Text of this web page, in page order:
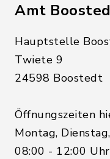
Amt
Hauptstelle
Twiete 9
24598 Boostedt
Öffnungszeiten
Montag,
08:00 - 12:00 Uhr